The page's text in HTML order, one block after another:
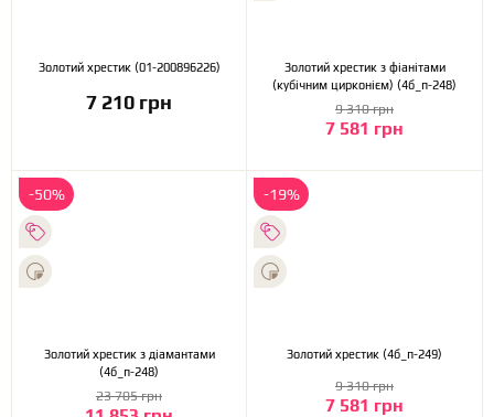
Золотий хрестик (01-200896226)
7 210 грн
Золотий хрестик з фіанітами
(кубічним цирконієм) (4б_п-248)
7 581 грн
9 310 грн
-50%
Золотий хрестик з діамантами
(4б_п-248)
23 705 грн
-19%
Золотий хрестик (4б_п-249)
7 581 грн
9 310 грн